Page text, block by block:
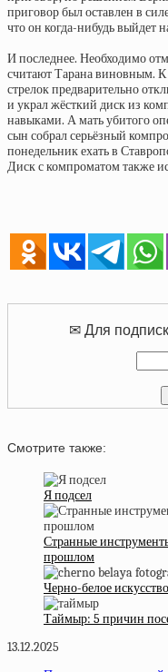
приговор был оставлен в
что он когда-нибудь выйдет
И последнее. Необходимо
считают Тарана виновным. К
стрелок предварительно
и украл жёсткий диск из
навыками. А мать убитого
сын собрал серьёзный
понедельник ехать в
Диск с компроматом также
✉ Для
Смотрите также:
Я подсел
Странные
прошлом
Черно-белое
Таймыр: 5 причин
13.12.2025